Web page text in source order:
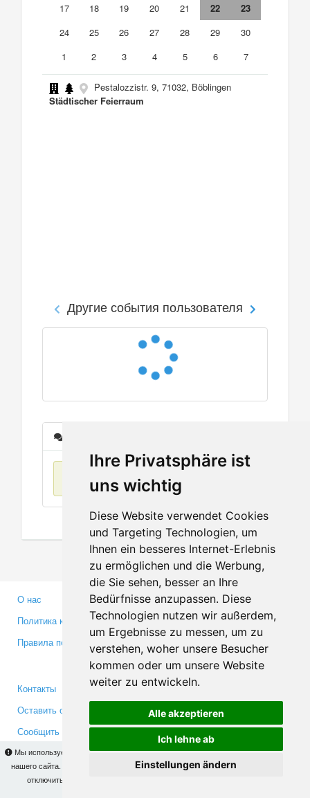
Ihre Privatsphäre ist
uns wichtig
Diese Website verwendet Cookies
und Targeting Technologien, um
Ihnen ein besseres Internet-Erlebnis
zu ermöglichen und die Werbung,
die Sie sehen, besser an Ihre
Bedürfnisse anzupassen. Diese
Technologien nutzen wir außerdem,
um Ergebnisse zu messen, um zu
verstehen, woher unsere Besucher
kommen oder um unsere Website
weiter zu entwickeln.
Alle akzeptieren
Ich lehne ab
Einstellungen ändern
Мы используем cookies для того, чтобы Вы могли использовать весь функционал
нашего сайта. На
Вы сможете узнать подробности и, при желании,
отключить использование cookies. Продолжая пользоваться сайтом, Вы
17
18 19 20 21 22
23
24
25 26 27 28 29
30
1
2 3 4 5 6 7
Pestalozzistr. 9, 71032, Böblingen
Städtischer Feierraum
Другие события пользователя
О нас
Политика конфиденциальности
Правила пользования
Партнерам
Инвесторам
Медиа
Контакты
Оставить отзыв
Сообщить об ошибке
Facebook
Twitter
YouTube
Google+